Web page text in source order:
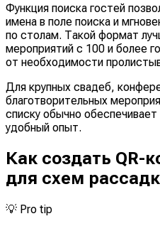
Функция поиска гостей
имена в поле поиска и
по столам. Такой формат
мероприятий с 100 и более
от необходимости
Для крупных свадеб,
благотворительных
списку обычно
удобный опыт.
Как создать QR-
для схем
💡 Pro tip